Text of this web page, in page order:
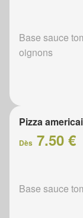
Base sauce
oignons
Pizza
Dès 7.50 €
Base sauce